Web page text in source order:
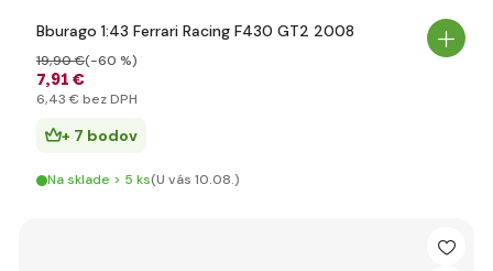
Bburago 1:43 Ferrari Racing F430 GT2 2008
7,91 €
19,90 €(-60 %)
6,43 € bez DPH
+ 7 bodov
Na sklade > 5 ks(U vás 10.08.)